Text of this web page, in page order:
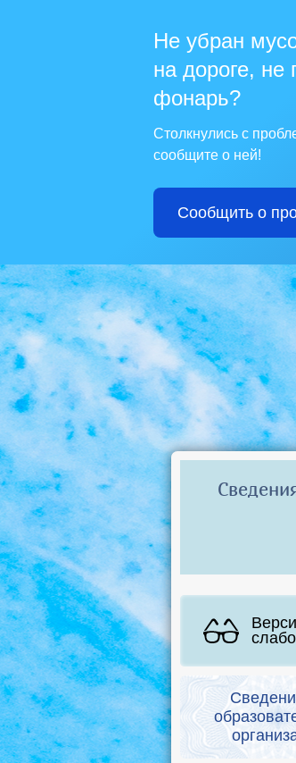
Не убран
на дороге, не
фонарь?
Столкнулись с
сообщите о ней!
Сообщить о